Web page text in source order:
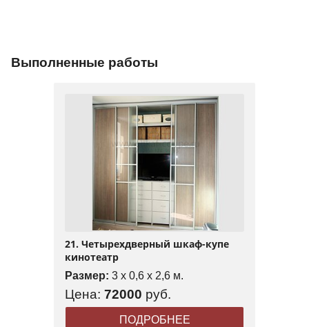
Выполненные работы
21. Четырехдверный шкаф-купе
кинотеатр
Размер: 3 x 0,6 x 2,6 м.
Цена: 72000 руб.
ПОДРОБНЕЕ